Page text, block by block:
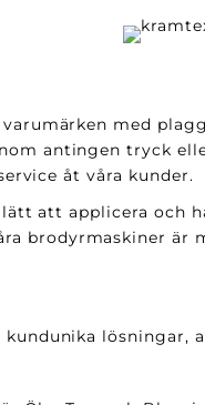
med
antingen tryck
åt våra kunder.
att applicera och
brodyrmaskiner
lösningar,